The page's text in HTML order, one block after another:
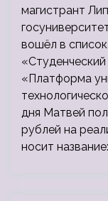
магистрант
вошёл в
«Платформа
дня Матвей
рублей на
носит